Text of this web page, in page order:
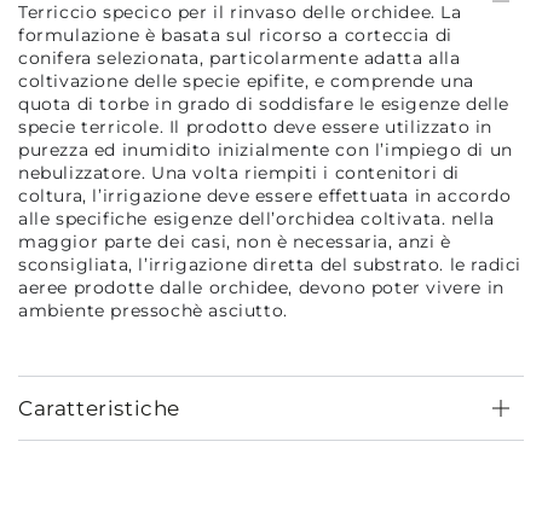
Terriccio specico per il rinvaso delle orchidee. La
formulazione è basata sul ricorso a corteccia di
conifera selezionata, particolarmente adatta alla
coltivazione delle specie epifite, e comprende una
quota di torbe in grado di soddisfare le esigenze delle
specie terricole. Il prodotto deve essere utilizzato in
purezza ed inumidito inizialmente con l’impiego di un
nebulizzatore. Una volta riempiti i contenitori di
coltura, l’irrigazione deve essere effettuata in accordo
alle specifiche esigenze dell’orchidea coltivata. nella
maggior parte dei casi, non è necessaria, anzi è
sconsigliata, l’irrigazione diretta del substrato. le radici
aeree prodotte dalle orchidee, devono poter vivere in
ambiente pressochè asciutto.
Caratteristiche